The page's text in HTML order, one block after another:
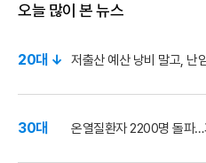
오늘 많이 본 뉴스
20대 ↓ 저출산 예산 낭비 말고, 난
30대 온열질환자 2200명 돌파…